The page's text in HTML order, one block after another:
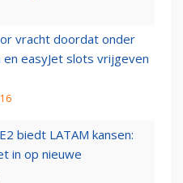
vracht doordat onder
easyJet slots vrijgeven
biedt LATAM kansen:
in op nieuwe